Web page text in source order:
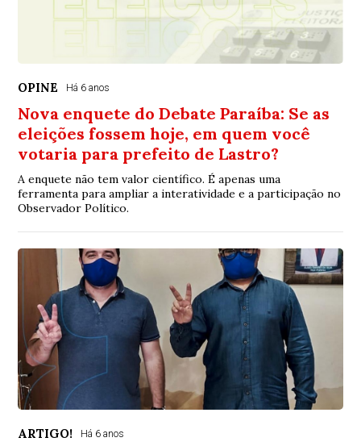
OPINE Há 6 anos
Nova enquete do Debate Paraíba: Se as
eleições fossem hoje, em quem você
votaria para prefeito de Lastro?
A enquete não tem valor científico. É apenas uma
ferramenta para ampliar a interatividade e a participação no
Observador Político.
ARTIGO! Há 6 anos